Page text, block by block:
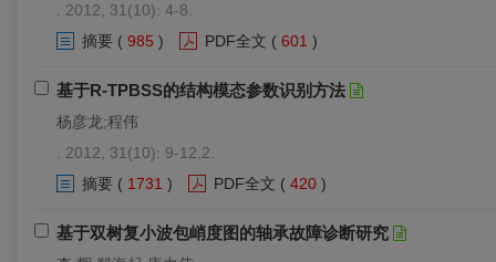
. 2012, 31(10): 4-8.
摘要 ( 985 ) PDF全文 ( 601 )
基于R-TPBSS的结构模态参数识别方法
杨彦龙;程伟
. 2012, 31(10): 9-12,2.
摘要 ( 1731 ) PDF全文 ( 420 )
基于双树复小波包峭度图的轴承故障诊断研究